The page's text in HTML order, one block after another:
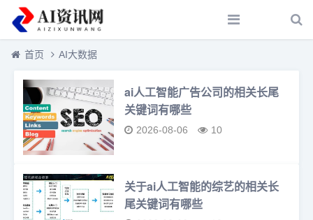
首页 AI大数据
ai人工智能广告公司的相关长尾
关键词有哪些
2026-08-06 10
关于ai人工智能的综艺的相关长
尾关键词有哪些